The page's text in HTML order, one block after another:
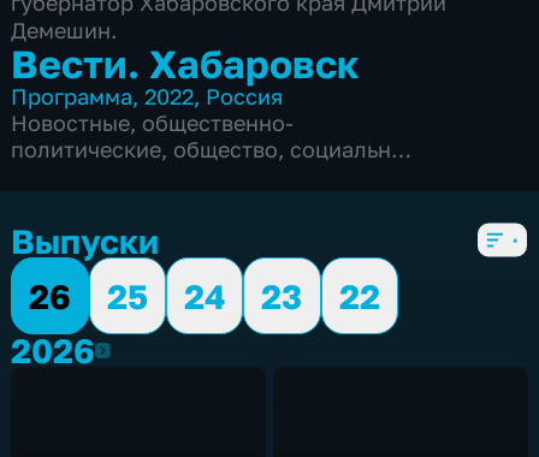
Демешин.
Вести. Хабаровск
Программа,2022, Россия
Новостные, общественно-
политические, общество, социально-
Выпуски
26
25 24 23
22
20262026